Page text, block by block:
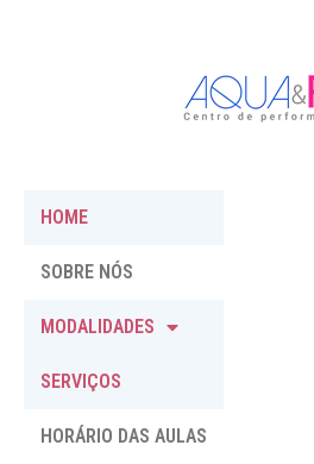
HOME
SOBRE NÓS
MODALIDADES
SERVIÇOS
HORÁRIO DAS AULAS